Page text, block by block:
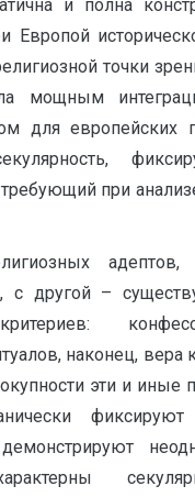
и полна
Европой
точки
мощным
для европейских
при
адептов,
с другой –
наконец, вера
эти и иные
фиксируют